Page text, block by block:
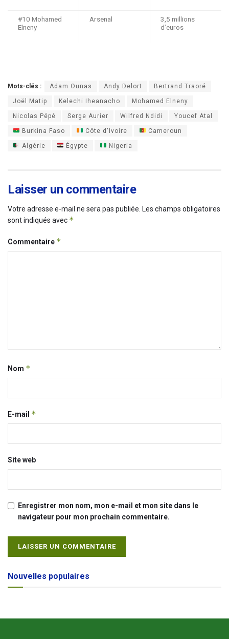
#10 Mohamed
Elneny
Arsenal
3,5 millions
d’euros
Mots-clés : Adam Ounas Andy Delort Bertrand Traoré
Joël Matip Kelechi Iheanacho Mohamed Elneny
Nicolas Pépé Serge Aurier Wilfred Ndidi Youcef Atal
Burkina Faso Côte d'Ivoire Cameroun
Algérie Égypte Nigeria
Laisser un commentaire
Votre adresse e-mail ne sera pas publiée. Les champs obligatoires
sont indiqués avec *
Commentaire *
Nom *
E-mail *
Site web
Enregistrer mon nom, mon e-mail et mon site dans le
navigateur pour mon prochain commentaire.
Alternative:
Nouvelles populaires